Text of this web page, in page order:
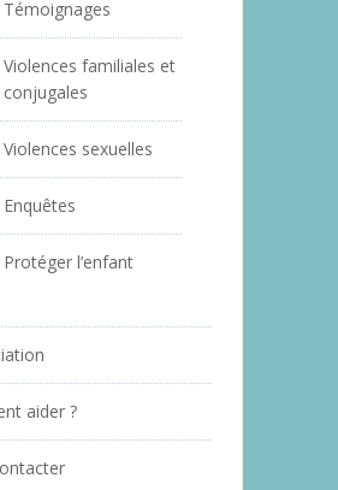
Témoignages
Violences familiales et
conjugales
Violences sexuelles
Enquêtes
Protéger l’enfant
aider ?